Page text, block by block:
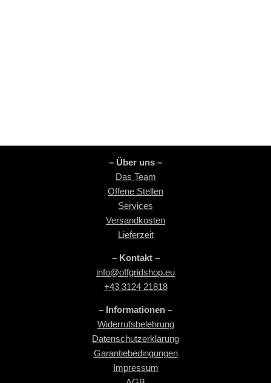
– Über uns –
Das Team
Offene Stellen
Services
Versandkosten
Lieferzeit
– Kontakt –
info@offgridshop.eu
+43 3124 21818
– Informationen –
Widerrufsbelehrung
Datenschutzerklärung
Garantiebedingungen
Impressum